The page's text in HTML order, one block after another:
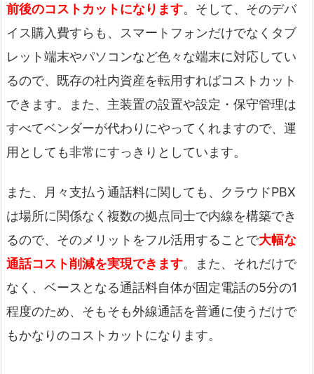
前後のコストカットになります。そして、そのデバ
イス購入費すらも、スマートフォンだけでなくタブ
レット端末やパソコンなど色々な端末に対応してい
るので、既存の社内資産を転用すればコストカット
できます。また、主装置の設置や設定・保守管理は
すべてベンダーが代わりにやってくれますので、運
用としても非常にすっきりとしています。
また、月々支払う通話料に関しても、クラウドPBX
は場所に関係なく複数の拠点同士で内線を構築でき
るので、そのメリットをフル活用することで大幅な
通話コスト削減を実現できます。また、それだけで
なく、ベースとなる通話料自体が固定電話の5分の1
程度のため、そもそも外線通話を普通に使うだけで
もかなりのコストカットになります。